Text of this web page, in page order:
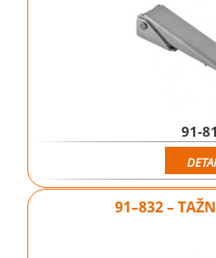
91-
91–832 –